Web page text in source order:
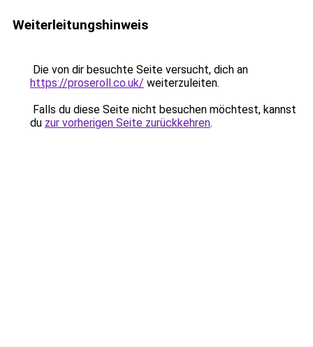
Weiterleitungshinweis
Die von dir besuchte Seite versucht, dich an
https://proseroll.co.uk/ weiterzuleiten.
Falls du diese Seite nicht besuchen möchtest, kannst
du zur vorherigen Seite zurückkehren.